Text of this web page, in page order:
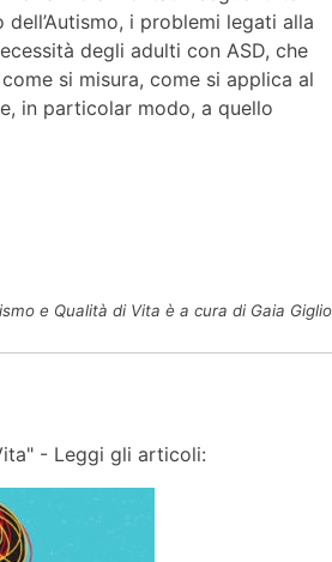
dell’Autismo, i problemi legati alla
degli adulti con ASD, che
si misura, come si applica al
in particolar modo, a quello
e Qualità di Vita è a cura di Gaia Giglio
- Leggi gli articoli: